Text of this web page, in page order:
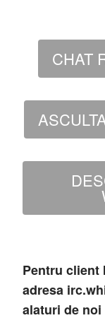
CHAT
Pentru client
adresa
alaturi de noi